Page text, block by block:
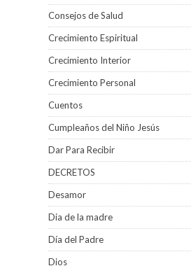
Consejos de Salud
Crecimiento Espiritual
Crecimiento Interior
Crecimiento Personal
Cuentos
Cumpleaños del Niño Jesús
Dar Para Recibir
DECRETOS
Desamor
Dia de la madre
Día del Padre
Dios